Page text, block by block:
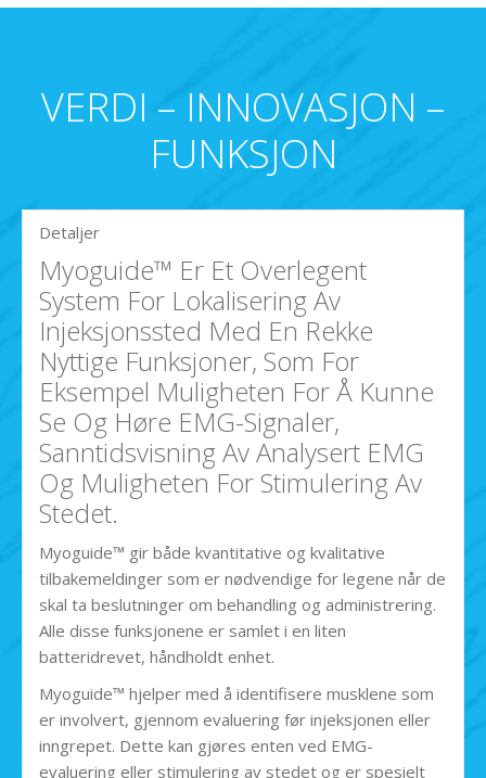
VERDI – INNOVASJON –
FUNKSJON
Detaljer
Myoguide™ Er Et Overlegent
System For Lokalisering Av
Injeksjonssted Med En Rekke
Nyttige Funksjoner, Som For
Eksempel Muligheten For Å Kunne
Se Og Høre EMG-Signaler,
Sanntidsvisning Av Analysert EMG
Og Muligheten For Stimulering Av
Stedet.
Myoguide™ gir både kvantitative og kvalitative
tilbakemeldinger som er nødvendige for legene når de
skal ta beslutninger om behandling og administrering.
Alle disse funksjonene er samlet i en liten
batteridrevet, håndholdt enhet.
Myoguide™ hjelper med å identifisere musklene som
er involvert, gjennom evaluering før injeksjonen eller
inngrepet. Dette kan gjøres enten ved EMG-
evaluering eller stimulering av stedet og er spesielt